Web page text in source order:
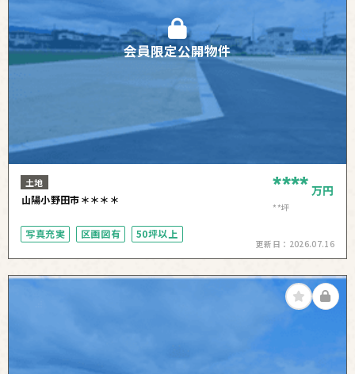
会員限定公開物件
土地
山陽小野田市＊＊＊＊ **** 万円
**坪
写真充実 区画図有 50坪以上
更新日： 2026.07.16